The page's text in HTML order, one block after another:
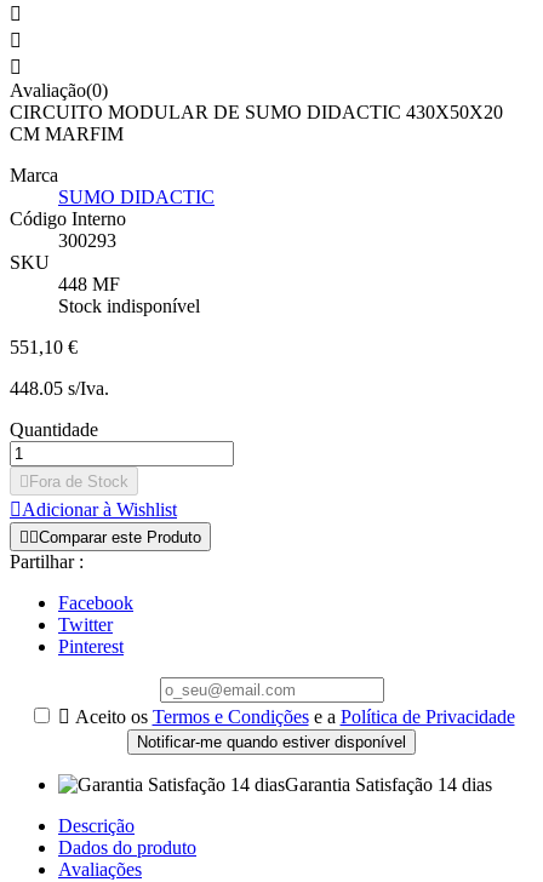



Avaliação(0)
CIRCUITO MODULAR DE SUMO DIDACTIC 430X50X20
CM MARFIM
Marca
SUMO DIDACTIC
Código Interno
300293
SKU
448 MF
Stock indisponível
551,10 €
448.05 s/Iva.
Quantidade
 Fora de Stock
Adicionar à Wishlist
 Comparar este Produto
Partilhar :
Facebook
Twitter
Pinterest
 Aceito os Termos e Condiçõese a Política de Privacidade
Notificar-me quando estiver disponível
Garantia Satisfação 14 dias
Descrição
Dados do produto
Avaliações